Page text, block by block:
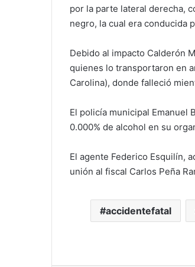
por la parte lateral derecha,
negro, la cual era conducida
Debido al impacto Calderón
quienes lo transportaron en
Carolina), donde falleció
El policía municipal Emanuel
0.000% de alcohol en su
El agente Federico Esquilín,
unión al fiscal Carlos Peña
accidentefatal